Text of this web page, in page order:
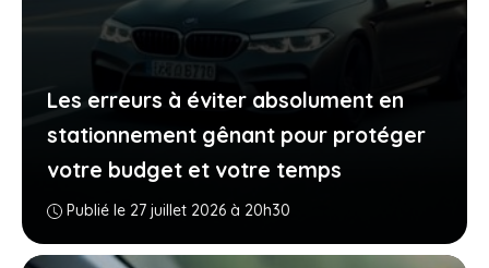
Les erreurs à éviter absolument en
stationnement gênant pour protéger
votre budget et votre temps
Publié le 27 juillet 2026 à 20h30